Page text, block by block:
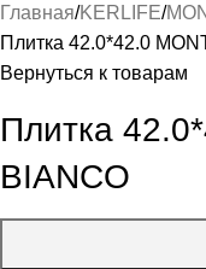
Главная KERLIFE
Плитка 42.0*42.0
Вернуться к товарам
Плитка
BIANCO